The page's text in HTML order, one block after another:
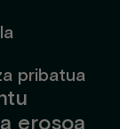
pribatua
erosoa